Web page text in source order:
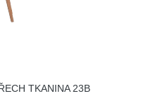
TKANINA 23B